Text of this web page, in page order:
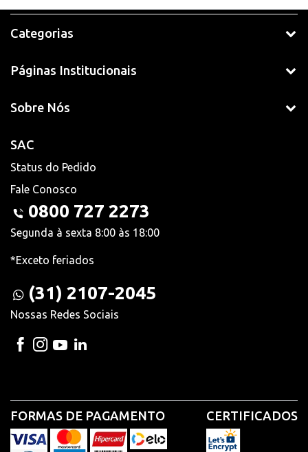
Categorias
Páginas Institucionais
Sobre Nós
SAC
Status do Pedido
Fale Conosco
0800 727 2273
Segunda à sexta 8:00 às 18:00
*Exceto feriados
(31) 2107-2045
Nossas Redes Sociais
FORMAS DE PAGAMENTO CERTIFICADOS